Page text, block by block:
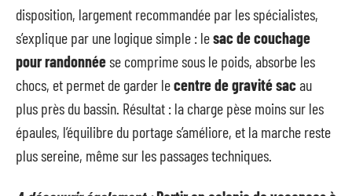
disposition, largement recommandée par les spécialistes,
s’explique par une logique simple : lesac de couchage
pour randonnéese comprime sous le poids, absorbe les
chocs, et permet de garder lecentre de gravité sacau
plus près du bassin. Résultat : la charge pèse moins sur les
épaules, l’équilibre du portage s’améliore, et la marche reste
plus sereine, même sur les passages techniques.